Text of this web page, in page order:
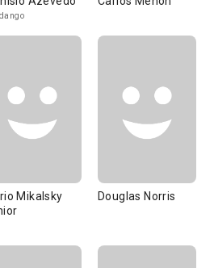
Mikalsky
Douglas Norris